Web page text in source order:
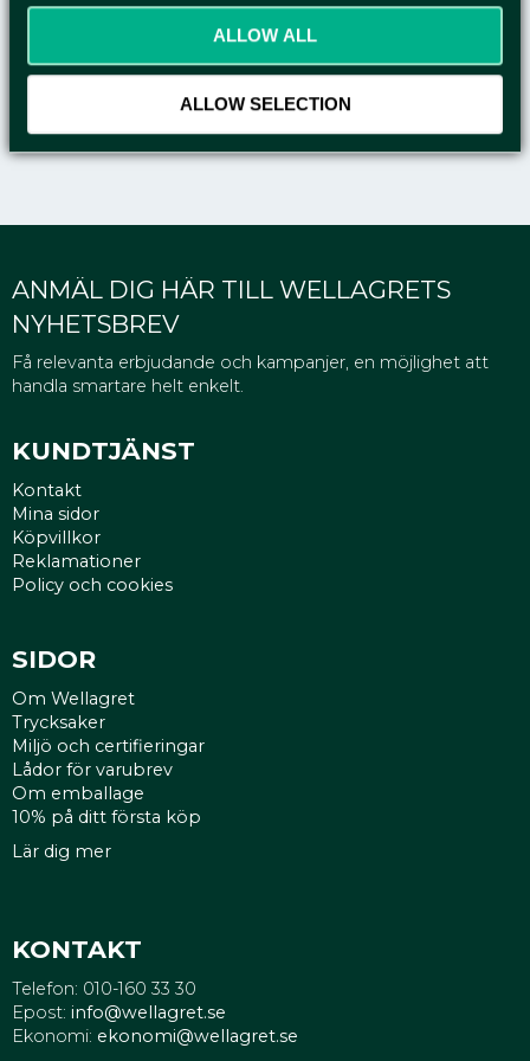
ALLOW ALL
ALLOW SELECTION
licensnummer: SE/011/001 - Svanen
licensnummer: 3044 0044
ANMÄL DIG HÄR TILL WELLAGRETS
NYHETSBREV
Få relevanta erbjudande och kampanjer, en möjlighet att
handla smartare helt enkelt.
KUNDTJÄNST
Kontakt
Mina sidor
Köpvillkor
Reklamationer
Policy och cookies
SIDOR
Om Wellagret
Trycksaker
Miljö och certifieringar
Lådor för varubrev
Om emballage
10% på ditt första köp
Lär dig mer
KONTAKT
Telefon: 010-160 33 30
Epost: info@wellagret.se
Ekonomi: ekonomi@wellagret.se